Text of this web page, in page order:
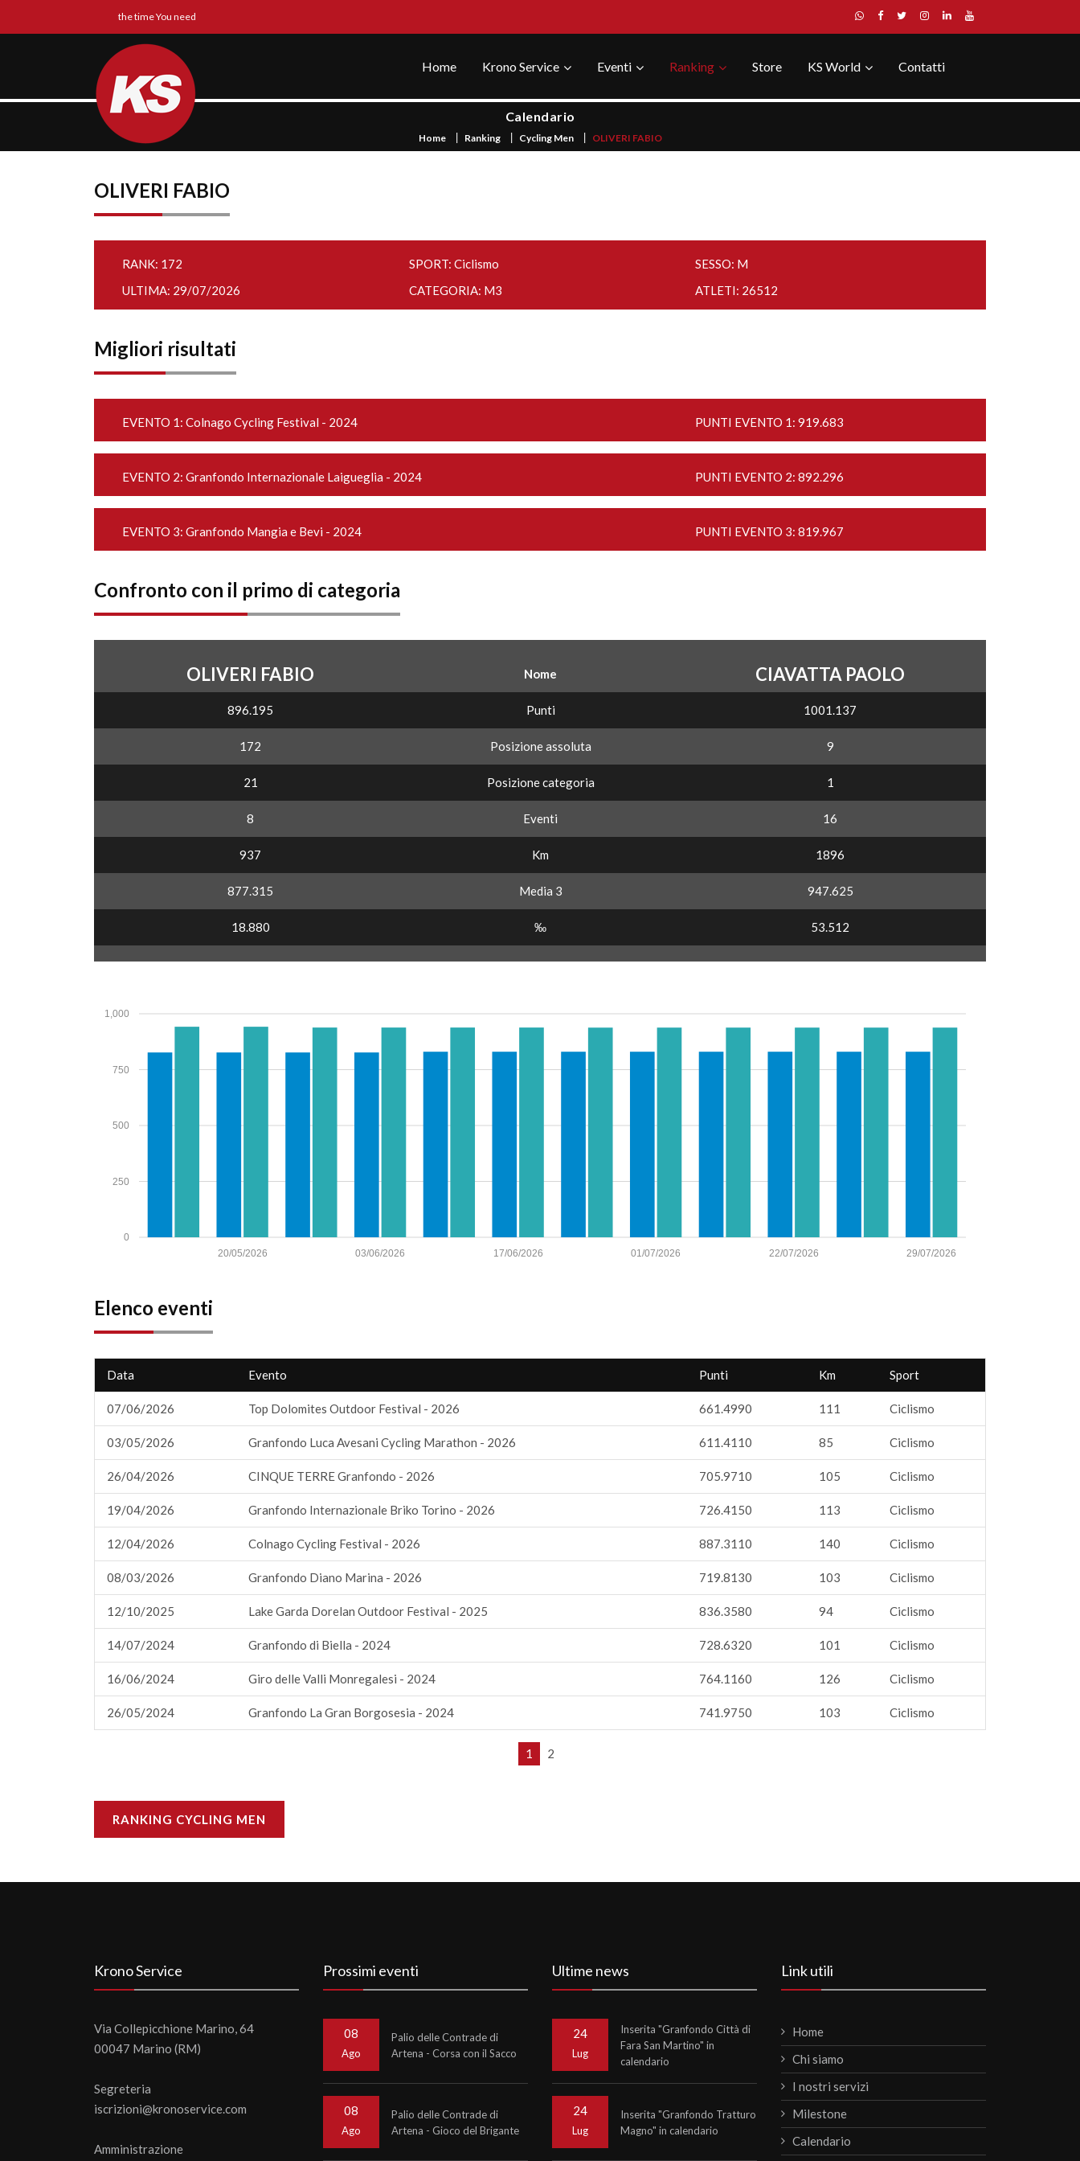
the time You need
Home Krono Service Eventi Ranking Store KS World Contatti
Calendario
Home Ranking Cycling Men OLIVERI FABIO
OLIVERI FABIO
RANK: 172 SPORT: Ciclismo
SESSO: M
ULTIMA: 29/07/2026
CATEGORIA: M3 ATLETI: 26512
Migliori risultati
EVENTO 1: Colnago Cycling Festival - 2024 PUNTI EVENTO 1: 919.683
EVENTO 2: Granfondo Internazionale Laigueglia - 2024 PUNTI EVENTO 2: 892.296
EVENTO 3: Granfondo Mangia e Bevi - 2024 PUNTI EVENTO 3: 819.967
Confronto con il primo di categoria
OLIVERI FABIO Nome CIAVATTA PAOLO
896.195 Punti 1001.137
172 Posizione assoluta 9
21 Posizione categoria 1
8 Eventi 16
937 Km 1896
877.315 Media 3 947.625
18.880 ‰ 53.512
0
250
500
750
1,000
29/07/2026
22/07/2026
01/07/2026
17/06/2026
03/06/2026
20/05/2026
Elenco eventi
Data Evento Punti Km Sport
07/06/2026 Top Dolomites Outdoor Festival - 2026 661.4990 111 Ciclismo
03/05/2026 Granfondo Luca Avesani Cycling Marathon - 2026 611.4110 85 Ciclismo
26/04/2026 CINQUE TERRE Granfondo - 2026 705.9710 105 Ciclismo
19/04/2026 Granfondo Internazionale Briko Torino - 2026 726.4150 113 Ciclismo
12/04/2026 Colnago Cycling Festival - 2026 887.3110 140 Ciclismo
08/03/2026 Granfondo Diano Marina - 2026 719.8130 103 Ciclismo
12/10/2025 Lake Garda Dorelan Outdoor Festival - 2025 836.3580 94 Ciclismo
14/07/2024 Granfondo di Biella - 2024 728.6320 101 Ciclismo
16/06/2024 Giro delle Valli Monregalesi - 2024 764.1160 126 Ciclismo
26/05/2024 Granfondo La Gran Borgosesia - 2024 741.9750 103 Ciclismo
1 2
RANKING CYCLING MEN
Krono Service
Via Collepicchione Marino, 64
00047 Marino (RM)
Segreteria
iscrizioni@kronoservice.com
Amministrazione
Prossimi eventi
08
Ago
Palio delle Contrade di
Artena - Corsa con il Sacco
08
Ago
Palio delle Contrade di
Artena - Gioco del Brigante
Ultime news
24
Lug
Inserita "Granfondo Città di
Fara San Martino" in
calendario
24
Lug
Inserita "Granfondo Tratturo
Magno" in calendario
Link utili
Home
Chi siamo
I nostri servizi
Milestone
Calendario